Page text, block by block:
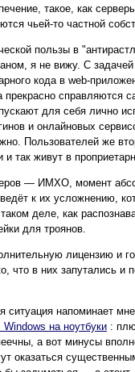
такое, как
чьей-то частной
пользы в
я не вижу. С задачей
кода в web-
прекрасно справляются
для себя лично
и онлайновых
Пользователей же
и так живут в
— ИМХО, момент
к их усложнению,
деле, как
для троянов.
лицензию и
что в них запутались и
ситуация напоминает
на ноутбуки :
а вот минусы
оказаться